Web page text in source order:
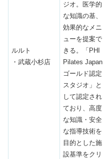
ルルト
・武蔵小杉店
ジオ。医学的
な知識の基、
効果的なメニ
ューを提案で
きる。「PHI
Pilates Japan
ゴールド認定
スタジオ」と
して認定され
ており、高度
な知識・安全
な指導技術を
目的とした施
設基準をクリ